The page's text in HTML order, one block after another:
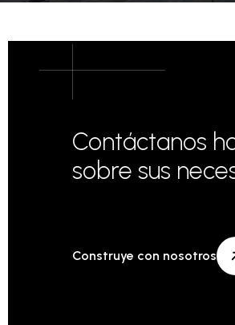
Contáctanos
sobre sus
Construye con nosotros